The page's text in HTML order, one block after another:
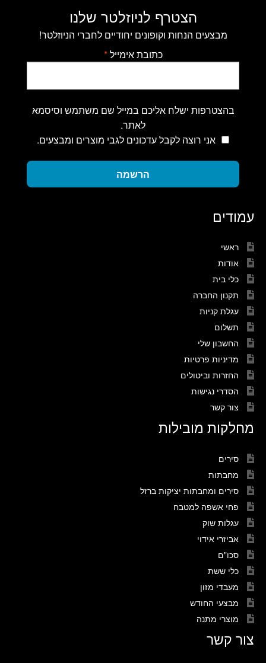
הצטרף לניוזלטר שלנו
מבצעים הנחות וקופונים יחודיים לחברי הניוזלטר!
כתובת אימייל*
בהצטרפות ישלח אליכם במייל שם משתמש וסיסמא
לאתר.
אני רוצה לקבל עדכונים לגבי מוצרים ומבצעים.
הרשמה
עמודים
ראשי
אודות
כלי בית
תקנון החברה
עגלת קניות
תשלום
החשבון שלי
מדיניות פרטיות
החזרות וביטולים
הסדרי נגישות
צור קשר
מחלקות מובילות
סירים
מחבתות
סירים ומחבתות יציקות ברזל
פחי אשפה למטבח
עגלות שוק
אביזרי אידוי
סכו"ם
כלי ששת
מעבדי מזון
מבצעי החודש
מוצרי מתנה
צור קשר